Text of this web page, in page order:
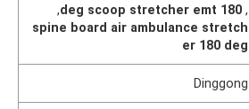
,
180 deg scoop stretcher emt
,
spine board air ambulance stretch
er 180 deg
Dinggong